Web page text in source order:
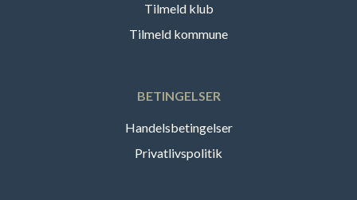
Tilmeld klub
Tilmeld kommune
BETINGELSER
Handelsbetingelser
Privatlivspolitik